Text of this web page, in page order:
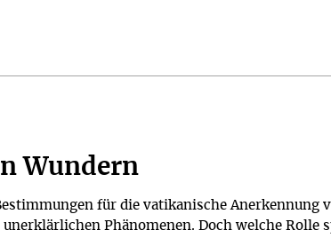
Wundern
für die vatikanische Anerkennung
Phänomenen. Doch welche Rolle